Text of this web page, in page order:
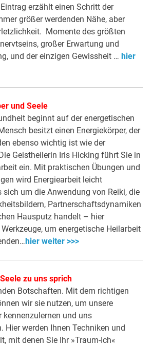
erzählt einen Schritt der
größer werdenden Nähe, aber
Momente des größten
großer Erwartung und
und der einzigen Gewissheit … hier
und Seele
beginnt auf der energetischen
besitzt einen Energiekörper, der
ebenso wichtig ist wie der
Geistheilerin Iris Hicking führt Sie in
ein. Mit praktischen Übungen und
wird Energiearbeit leicht
sich um die Anwendung von Reiki, die
Partnerschaftsdynamiken
Hausputz handelt – hier
um energetische Heilarbeit
hier weiter >>>
zu uns sprich
Botschaften. Mit dem richtigen
wir sie nutzen, um unsere
kennenzulernen und uns
Hier werden Ihnen Techniken und
mit denen Sie Ihr »Traum-Ich«